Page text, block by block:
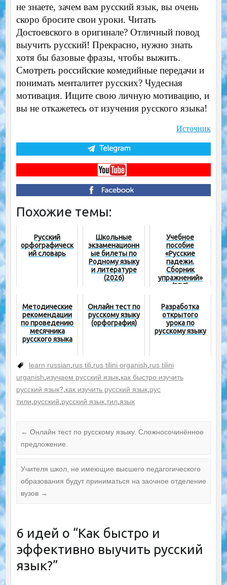
не знаете, зачем вам русский язык, вы очень
скоро бросите свои уроки. Читать
Достоевского в оригинале? Отличный повод
выучить русский! Прекрасно, нужно знать
хотя бы базовые фразы, чтобы выжить.
Смотреть российские комедийные передачи и
понимать менталитет русских? Чудесная
мотивация. Ищите свою личную мотивацию, и
вы не откажетесь от изучения русского языка!
Источник
Похожие темы:
Русский
орфографическ
ий словарь
Школьные
экзаменационн
ые билеты по
Родному языку
и литературе
(2026)
Учебное
пособие
«Русские
падежи.
Сборник
упражнений»
(PDF)
Методические
рекомендации
по проведению
месячника
русского языка
Онлайн тест по
русскому языку
(орфография)
Разработка
открытого
урока по
русскому языку
learn russian rus tili rus tilini organish rus tilini
urganish изучаем русский язык, как быстро изучить
русский язык?, как изучить русский язык, рус
тили русский русский язык, тил, язык
← Онлайн тест по русскому языку. Сложносочинённое
предложение.
Учителя школ, не имеющие высшего педагогического
образования будут приниматься на заочное отделение
вузов →
6 идей о “Как быстро и
эффективно выучить русский
язык?”